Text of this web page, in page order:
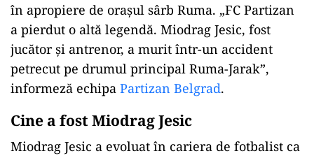
în apropiere de oraşul sârb Ruma. „FC Partizan
a pierdut o altă legendă. Miodrag Jesic, fost
jucător și antrenor, a murit într-un accident
petrecut pe drumul principal Ruma-Jarak”,
informeză echipa Partizan Belgrad.
Cine a fost Miodrag Jesic
Miodrag Jesic a evoluat în cariera de fotbalist ca